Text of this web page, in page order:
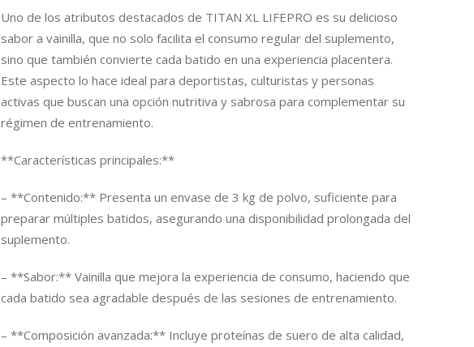
Uno de los atributos destacados de TITAN XL LIFEPRO es su delicioso
sabor a vainilla, que no solo facilita el consumo regular del suplemento,
sino que también convierte cada batido en una experiencia placentera.
Este aspecto lo hace ideal para deportistas, culturistas y personas
activas que buscan una opción nutritiva y sabrosa para complementar su
régimen de entrenamiento.
**Características principales:**
– **Contenido:** Presenta un envase de 3 kg de polvo, suficiente para
preparar múltiples batidos, asegurando una disponibilidad prolongada del
suplemento.
– **Sabor:** Vainilla que mejora la experiencia de consumo, haciendo que
cada batido sea agradable después de las sesiones de entrenamiento.
– **Composición avanzada:** Incluye proteínas de suero de alta calidad,